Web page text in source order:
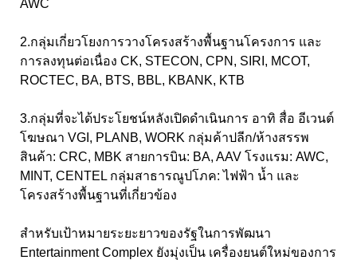
AWC
2.กลุ่มเกี่ยวโยงการวางโครงสร้างพื้นฐานโครงการ และ
การลงทุนต่อเนื่อง CK, STECON, CPN, SIRI, MCOT,
ROCTEC, BA, BTS, BBL, KBANK, KTB
3.กลุ่มที่จะได้ประโยชน์หลังเปิดดำเนินการ อาทิ สื่อ อีเวนต์
โฆษณา VGI, PLANB, WORK กลุ่มค้าปลีก/ห้างสรรพ
สินค้า: CRC, MBK สายการบิน: BA, AAV โรงแรม: AWC,
MINT, CENTEL กลุ่มสาธารณูปโภค: ไฟฟ้า น้ำ และ
โครงสร้างพื้นฐานที่เกี่ยวข้อง
สำหรับเป้าหมายระยะยาวของรัฐในการพัฒนา
Entertainment Complex ยังมุ่งเป็น เครื่องยนต์ใหม่ของการ